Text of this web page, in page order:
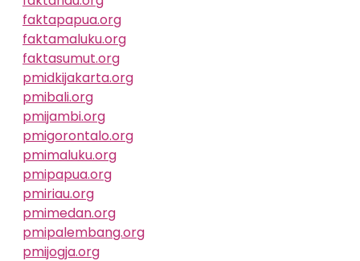
faktapapua.org
faktamaluku.org
faktasumut.org
pmidkijakarta.org
pmibali.org
pmijambi.org
pmigorontalo.org
pmimaluku.org
pmipapua.org
pmiriau.org
pmimedan.org
pmipalembang.org
pmijogja.org